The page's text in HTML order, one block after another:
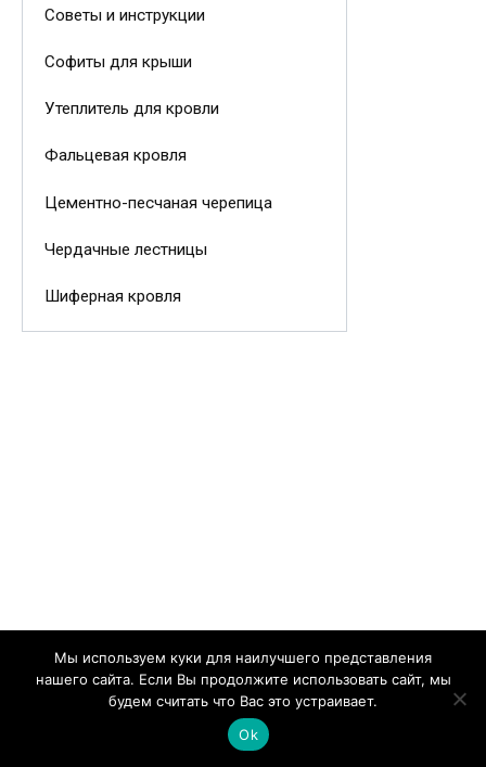
Советы и инструкции
Софиты для крыши
Утеплитель для кровли
Фальцевая кровля
Цементно-песчаная черепица
Чердачные лестницы
Шиферная кровля
Вам также может понравиться
Мы используем куки для наилучшего представления
нашего сайта. Если Вы продолжите использовать сайт, мы
будем считать что Вас это устраивает.
Ok